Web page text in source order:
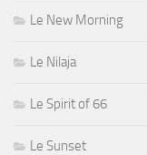
Le New Morning
Le Nilaja
Le Spirit of 66
Le Sunset